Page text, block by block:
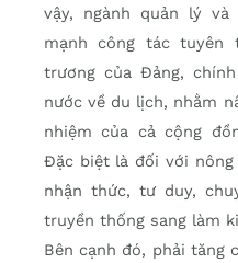
vậy, ngành quản lý
mạnh công tác tuyên
trương của Đảng,
nước về du lịch, nhằm
nhiệm của cả cộng
Đặc biệt là đối với
nhận thức, tư duy,
truyền thống sang làm
Bên cạnh đó, phải tăng